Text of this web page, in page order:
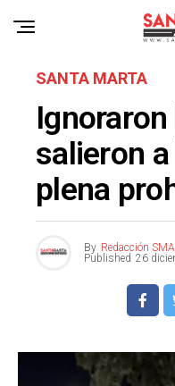
SANTA MARTA
salieron
plena
By Redacción
Published 26